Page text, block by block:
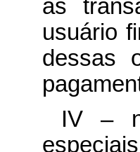
às
usuário
dessas
IV –